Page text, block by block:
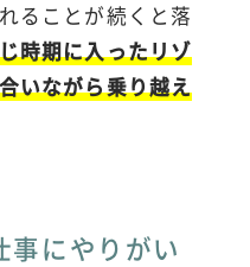
ることが続くと落
時期に入ったリゾ
いながら乗り越え
事にやりがい